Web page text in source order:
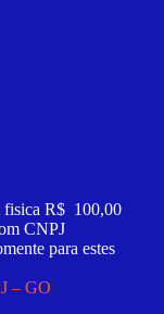
fisica R$ 100,00
CNPJ
para estes
– GO